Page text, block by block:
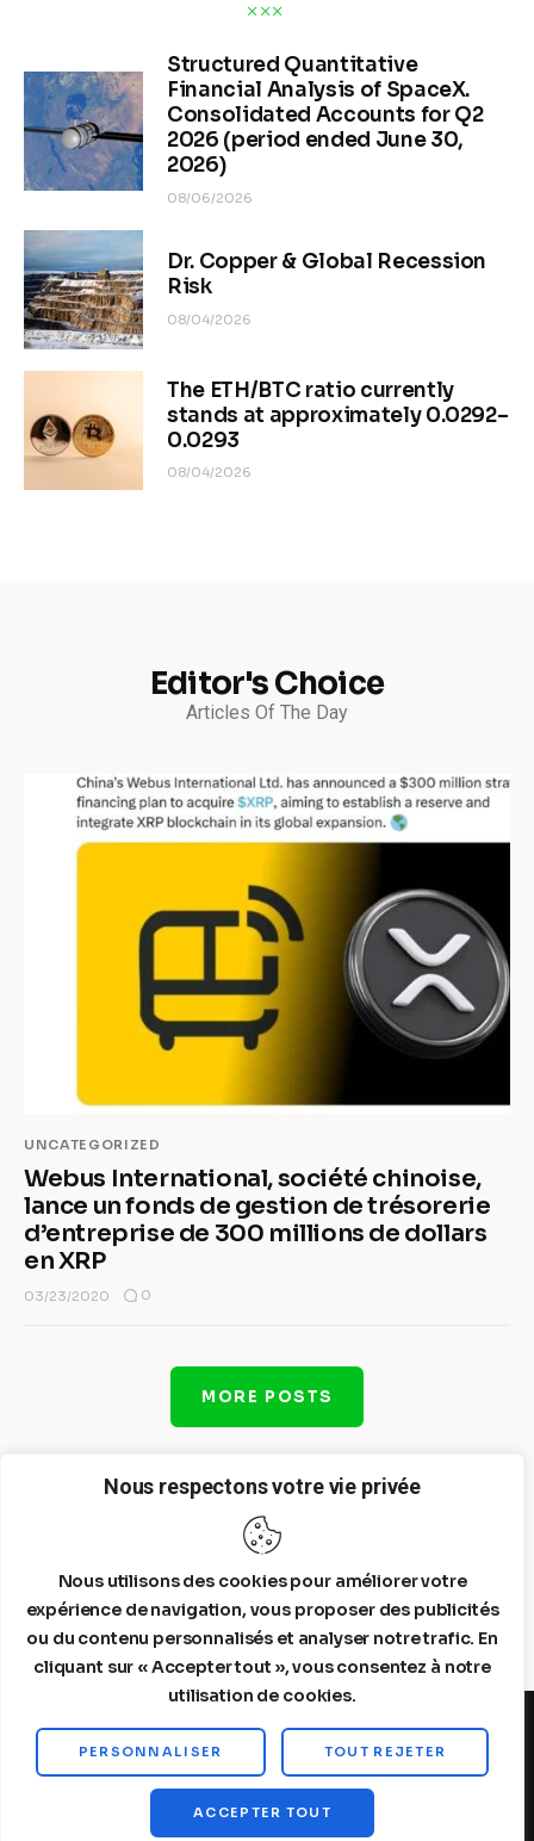
Nous respectons votre vie privée
Nous utilisons des cookies pour améliorer votre
expérience de navigation, vous proposer des publicités
ou du contenu personnalisés et analyser notre trafic. En
cliquant sur « Accepter tout », vous consentez à notre
utilisation de cookies.
PERSONNALISER TOUT REJETER
ACCEPTER TOUT
Structured Quantitative
Financial Analysis of SpaceX.
Consolidated Accounts for Q2
2026 (period ended June 30,
2026)
08/06/2026
Dr. Copper & Global Recession
Risk
08/04/2026
The ETH/BTC ratio currently
stands at approximately 0.0292–
0.0293
08/04/2026
Editor's Choice
Articles Of The Day
UNCATEGORIZED
Webus International, société chinoise,
lance un fonds de gestion de trésorerie
d’entreprise de 300 millions de dollars
en XRP
03/23/2020 0
MORE POSTS
Steelldy© 2026. All Rights Reserved.